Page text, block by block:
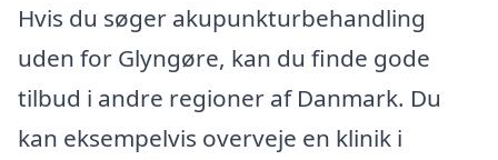
Hvis du søger akupunkturbehandling
uden for Glyngøre, kan du finde gode
tilbud i andre regioner af Danmark. Du
kan eksempelvis overveje en klinik i